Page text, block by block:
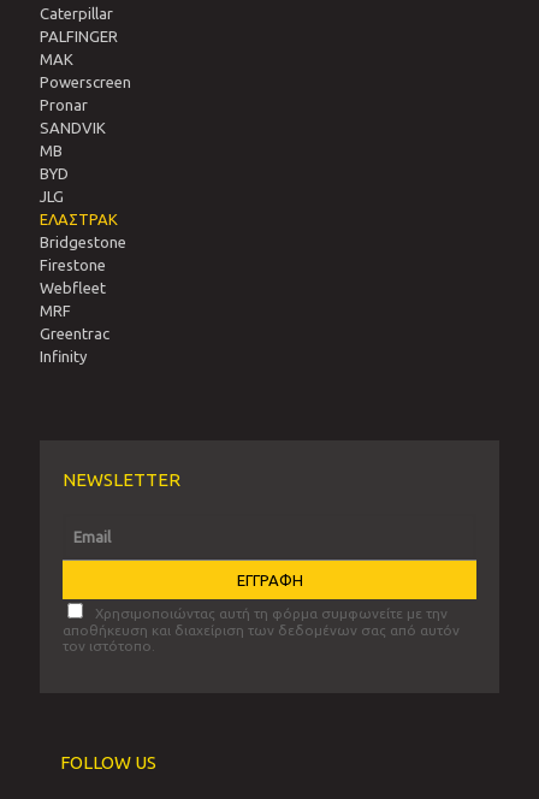
Caterpillar
PALFINGER
MAK
Powerscreen
Pronar
SANDVIΚ
MB
BYD
JLG
ΕΛΑΣΤΡΑΚ
Bridgestone
Firestone
Webfleet
MRF
Greentrac
Infinity
NEWSLETTER
Χρησιμοποιώντας αυτή τη φόρμα συμφωνείτε με την
αποθήκευση και διαχείριση των δεδομένων σας από αυτόν
τον ιστότοπο.
FOLLOW US